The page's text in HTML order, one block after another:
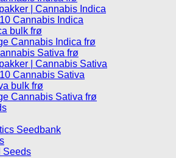
| Cannabis Indica
Cannabis Indica
bulk frø
Cannabis Indica frø
Sativa frø
| Cannabis Sativa
Cannabis Sativa
bulk frø
Cannabis Sativa frø
Seedbank
Seeds